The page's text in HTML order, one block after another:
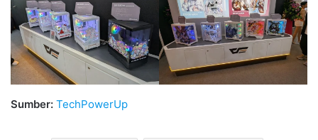
Sumber: TechPowerUp